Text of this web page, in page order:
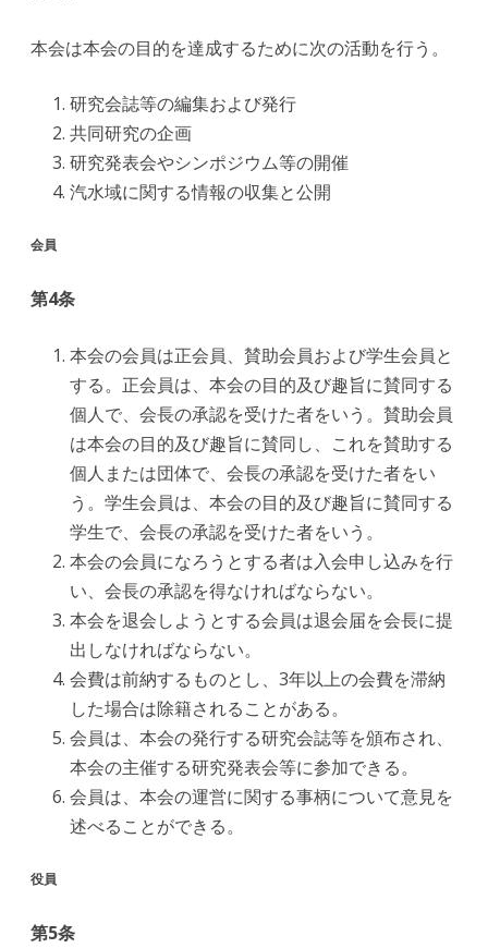
本会は本会の目的を達成するために次の活動を行う。
研究会誌等の編集および発行
共同研究の企画
研究発表会やシンポジウム等の開催
汽水域に関する情報の収集と公開
会員
第4条
本会の会員は正会員、賛助会員および学生会員と
する。正会員は、本会の目的及び趣旨に賛同する
個人で、会長の承認を受けた者をいう。賛助会員
は本会の目的及び趣旨に賛同し、これを賛助する
個人または団体で、会長の承認を受けた者をい
う。学生会員は、本会の目的及び趣旨に賛同する
学生で、会長の承認を受けた者をいう。
本会の会員になろうとする者は入会申し込みを行
い、会長の承認を得なければならない。
本会を退会しようとする会員は退会届を会長に提
出しなければならない。
会費は前納するものとし、3年以上の会費を滞納
した場合は除籍されることがある。
会員は、本会の発行する研究会誌等を頒布され、
本会の主催する研究発表会等に参加できる。
会員は、本会の運営に関する事柄について意見を
述べることができる。
役員
第5条